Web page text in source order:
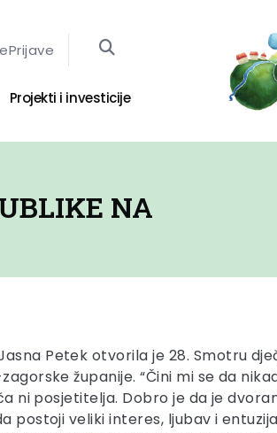
ePrijave
Projekti i investicije
NA
Petek otvorila je 28. Smotru
županije. “Čini mi se da
ni posjetitelja. Dobro je da je
postoji veliki interes, ljubav i